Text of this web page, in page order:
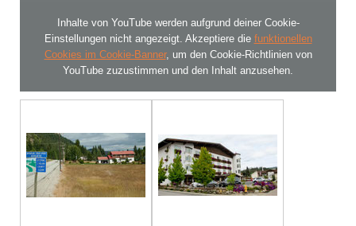
Inhalte von YouTube werden aufgrund deiner Cookie-
Einstellungen nicht angezeigt. Akzeptiere die funktionellen
Cookies im Cookie-Banner, um den Cookie-Richtlinien von
YouTube zuzustimmen und den Inhalt anzusehen.